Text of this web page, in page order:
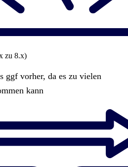
zu 8.x)
ggf vorher, da es zu vielen
kann